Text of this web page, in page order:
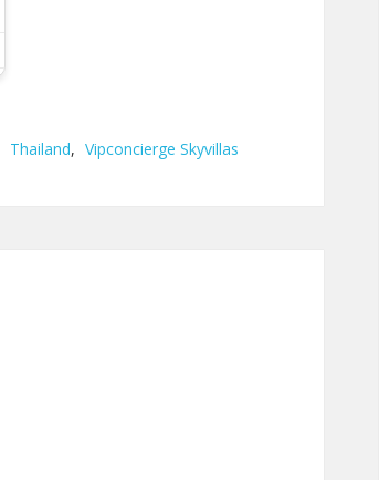
Thailand, Vipconcierge Skyvillas